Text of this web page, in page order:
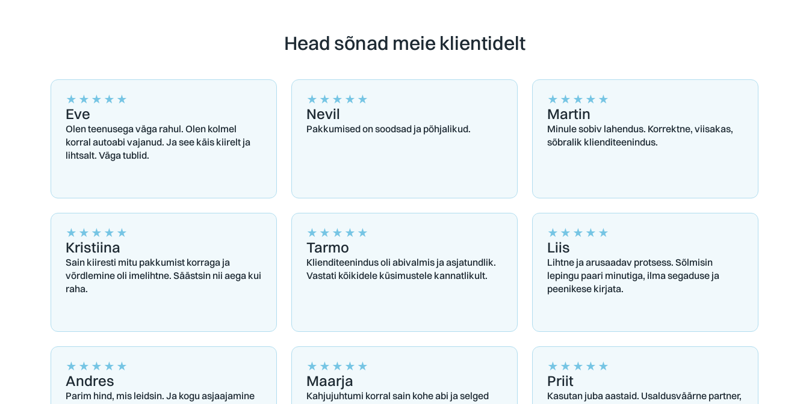
Head sõnad meie klientidelt
★ ★ ★ ★ ★
Eve
Olen teenusega väga rahul. Olen kolmel
korral autoabi vajanud. Ja see käis kiirelt ja
lihtsalt. Väga tublid.
★ ★ ★ ★ ★
Nevil
Pakkumised on soodsad ja põhjalikud.
★ ★ ★ ★ ★
Martin
Minule sobiv lahendus. Korrektne, viisakas,
sõbralik klienditeenindus.
★ ★ ★ ★ ★
Kristiina
Sain kiiresti mitu pakkumist korraga ja
võrdlemine oli imelihtne. Säästsin nii aega kui
raha.
★ ★ ★ ★ ★
Tarmo
Klienditeenindus oli abivalmis ja asjatundlik.
Vastati kõikidele küsimustele kannatlikult.
★ ★ ★ ★ ★
Liis
Lihtne ja arusaadav protsess. Sõlmisin
lepingu paari minutiga, ilma segaduse ja
peenikese kirjata.
★ ★ ★ ★ ★
Andres
Parim hind, mis leidsin. Ja kogu asjaajamine
★ ★ ★ ★ ★
Maarja
Kahjujuhtumi korral sain kohe abi ja selged
★ ★ ★ ★ ★
Priit
Kasutan juba aastaid. Usaldusväärne partner,